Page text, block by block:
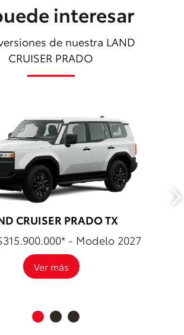
interesar
de nuestra LAND
CRUISER PRADO
CRUISER PRADO TX
- Modelo 2027
Ver más